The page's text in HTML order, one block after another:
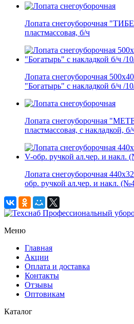
Лопата снегоуборочная
пластмассовая, б/ч
Лопата снегоуборочная
"Богатырь" с накладкой б/ч /
Лопата снегоуборочная
пластмассовая, с накладкой, б/
Лопата снегоуборочная
обр. ручкой ал.чер. и накл.
Профессиональный
Меню
Главная
Акции
Оплата и доставка
Контакты
Отзывы
Оптовикам
Каталог